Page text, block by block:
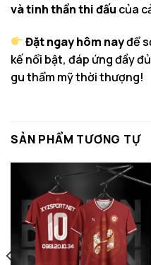
và tinh thần thi đấu của
Đặt ngay hôm nayđể
kế nổi bật, đáp ứng đầy
gu thẩm mỹ thời thượng!
SẢN PHẨM TƯƠNG TỰ